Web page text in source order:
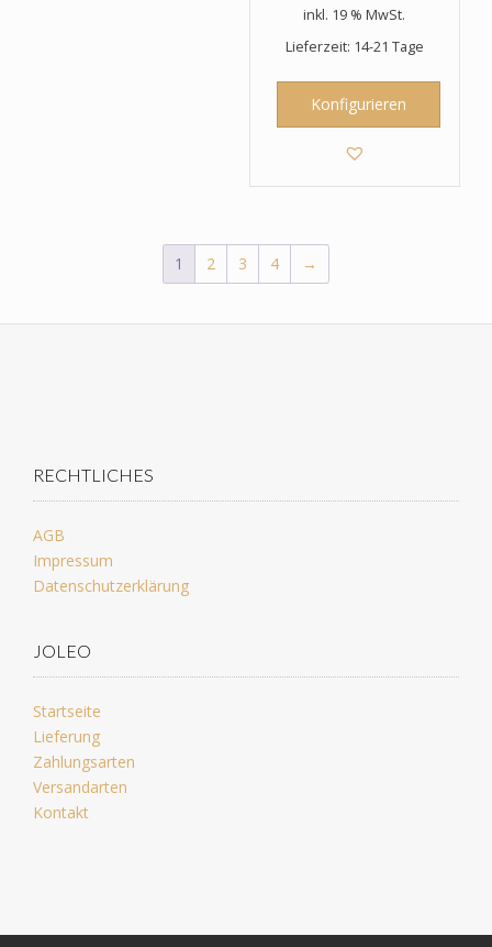
inkl. 19 % MwSt.
Lieferzeit: 14-21 Tage
Konfigurieren
1 2 3 4 →
RECHTLICHES
AGB
Impressum
Datenschutzerklärung
JOLEO
Startseite
Lieferung
Zahlungsarten
Versandarten
Kontakt